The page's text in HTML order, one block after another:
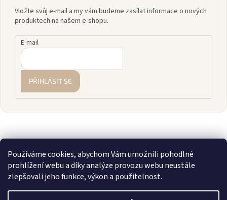
Používáme cookies, abychom Vám umožnili pohodlné
prohlížení webu a díky analýze provozu webu neustále
zlepšovali jeho funkce, výkon a použitelnost.
Vložte svůj e-mail a my vám budeme zasílat informace o nových
produktech na našem e-shopu.
E-mail
PŘIHLÁSIT SE
Vytvořil Shoptet